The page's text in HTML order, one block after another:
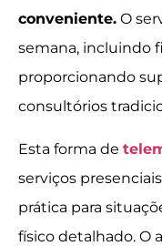
conveniente. O
semana, incluindo
proporcionando
consultórios
Esta forma de
serviços
prática para
físico detalhado. O